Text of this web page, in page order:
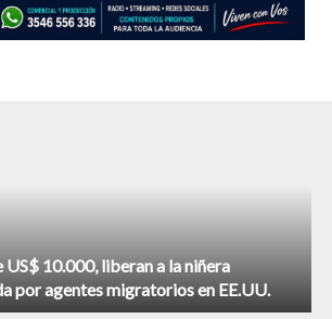
US$ 10.000, liberan a la niñera
por agentes migratorios en EE.UU.